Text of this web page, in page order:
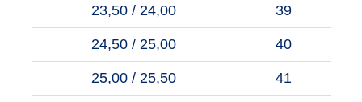
23,50 / 24,00 39
24,50 / 25,00 40
25,00 / 25,50 41